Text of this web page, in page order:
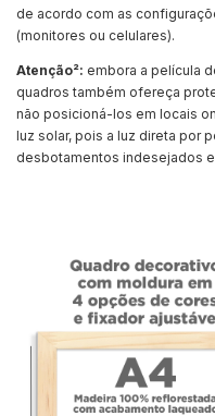
de acordo com as
(monitores ou celulares).
Atenção²: embora a película
quadros também ofereça
não posicioná-los em locais
luz solar, pois a luz direta por
desbotamentos indesejados